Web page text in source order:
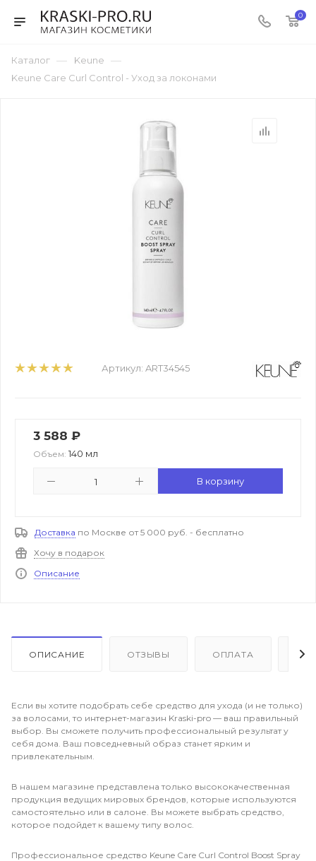
0
Каталог — Keune —
Keune Care Curl Control - Уход за локонами
Артикул: ART34545
3 588 ₽
Объем: 140 мл
В корзину
Доставка по Москве от 5 000 руб. - бесплатно
Хочу в подарок
Описание
ОПИСАНИЕ ОТЗЫВЫ ОПЛАТА
Если вы хотите подобрать себе средство для ухода (и не только)
за волосами, то интернет-магазин Kraski-pro — ваш правильный
выбор. Вы сможете получить профессиональный результат у
себя дома. Ваш повседневный образ станет ярким и
привлекательным.
В нашем магазине представлена только высококачественная
продукция ведущих мировых брендов, которые используются
самостоятельно или в салоне. Вы можете выбрать средство,
которое подойдет к вашему типу волос.
Профессиональное средство Keune Care Curl Control Boost Spray